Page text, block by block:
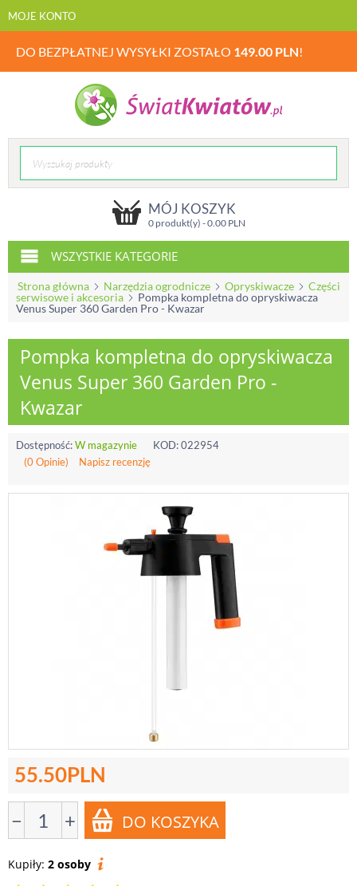
MOJE KONTO
DO BEZPŁATNEJ WYSYŁKI ZOSTAŁO 149.00 PLN!
MÓJ KOSZYK
0 produkt(y) -0.00PLN
WSZYSTKIE KATEGORIE
Strona główna Narzędzia ogrodnicze Opryskiwacze
Części
serwisowe i akcesoria
Pompka kompletna do opryskiwacza
Venus Super 360 Garden Pro - Kwazar
Pompka kompletna do opryskiwacza
Venus Super 360 Garden Pro -
Kwazar
Dostępność:W magazynie KOD:022954
(0 Opinie)
Napisz recenzję
55.50PLN
− +
Kupiły: 2 osoby